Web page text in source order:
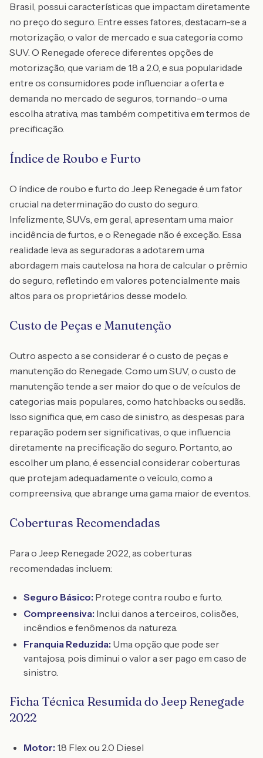
Brasil, possui características que impactam diretamente
no preço do seguro. Entre esses fatores, destacam-se a
motorização, o valor de mercado e sua categoria como
SUV. O Renegade oferece diferentes opções de
motorização, que variam de 1.8 a 2.0, e sua popularidade
entre os consumidores pode influenciar a oferta e
demanda no mercado de seguros, tornando-o uma
escolha atrativa, mas também competitiva em termos de
precificação.
Índice de Roubo e Furto
O índice de roubo e furto do Jeep Renegade é um fator
crucial na determinação do custo do seguro.
Infelizmente, SUVs, em geral, apresentam uma maior
incidência de furtos, e o Renegade não é exceção. Essa
realidade leva as seguradoras a adotarem uma
abordagem mais cautelosa na hora de calcular o prêmio
do seguro, refletindo em valores potencialmente mais
altos para os proprietários desse modelo.
Custo de Peças e Manutenção
Outro aspecto a se considerar é o custo de peças e
manutenção do Renegade. Como um SUV, o custo de
manutenção tende a ser maior do que o de veículos de
categorias mais populares, como hatchbacks ou sedãs.
Isso significa que, em caso de sinistro, as despesas para
reparação podem ser significativas, o que influencia
diretamente na precificação do seguro. Portanto, ao
escolher um plano, é essencial considerar coberturas
que protejam adequadamente o veículo, como a
compreensiva, que abrange uma gama maior de eventos.
Coberturas Recomendadas
Para o Jeep Renegade 2022, as coberturas
recomendadas incluem:
Seguro Básico: Protege contra roubo e furto.
Compreensiva: Inclui danos a terceiros, colisões,
incêndios e fenômenos da natureza.
Franquia Reduzida: Uma opção que pode ser
vantajosa, pois diminui o valor a ser pago em caso de
sinistro.
Ficha Técnica Resumida do Jeep Renegade
2022
Motor: 1.8 Flex ou 2.0 Diesel